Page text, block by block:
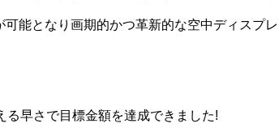
能となり画期的かつ革新的な空中ディスプレ
早さで目標金額を達成できました!